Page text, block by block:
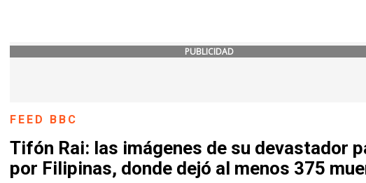
PUBLICIDAD
FEED BBC
Tifón Rai: las imágenes de su devastador
por Filipinas, donde dejó al menos 375